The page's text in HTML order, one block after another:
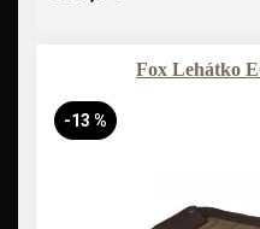
Fox Lehátko
-13 %